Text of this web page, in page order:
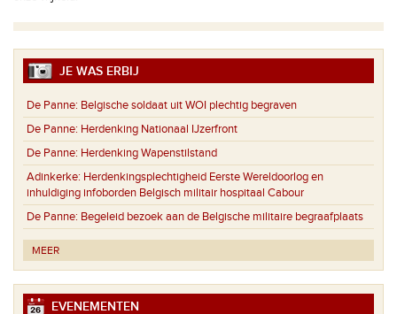
JE WAS ERBIJ
De Panne: Belgische soldaat uit WOI plechtig begraven
De Panne: Herdenking Nationaal IJzerfront
De Panne: Herdenking Wapenstilstand
Adinkerke: Herdenkingsplechtigheid Eerste Wereldoorlog en
inhuldiging infoborden Belgisch militair hospitaal Cabour
De Panne: Begeleid bezoek aan de Belgische militaire begraafplaats
MEER
EVENEMENTEN